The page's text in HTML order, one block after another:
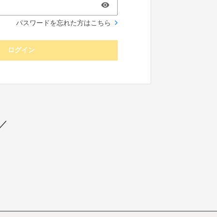
パスワードを忘れた方はこちら
ログイン